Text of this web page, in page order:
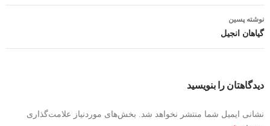
نوشته پسین
گیاهان انجیل
دیدگاهتان را بنویسید
نشانی ایمیل شما منتشر نخواهد شد. بخش‌های موردنیاز علامت‌گذاری